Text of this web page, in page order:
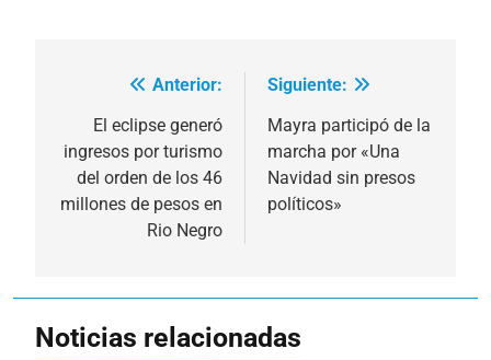
Navegación
entradas
Anterior:
El eclipse generó
ingresos por turismo
del orden de los 46
millones de pesos en
Rio Negro
Siguiente:
Mayra participó de la
marcha por «Una
Navidad sin presos
políticos»
Noticias relacionadas